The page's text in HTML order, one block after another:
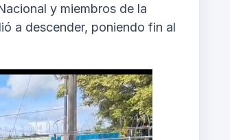
y miembros de la
a descender, poniendo fin al